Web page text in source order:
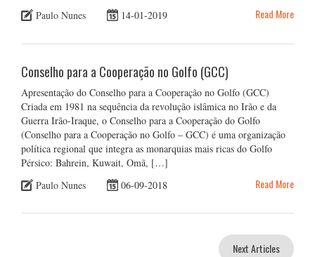
Paulo Nunes
14-01-2019 Read More
Conselho para a Cooperação no Golfo (GCC)
Apresentação do Conselho para a Cooperação no Golfo (GCC)
Criada em 1981 na sequência da revolução islâmica no Irão e da
Guerra Irão-Iraque, o Conselho para a Cooperação do Golfo
(Conselho para a Cooperação no Golfo – GCC) é uma organização
política regional que integra as monarquias mais ricas do Golfo
Pérsico: Bahrein, Kuwait, Omã, […]
Paulo Nunes
06-09-2018 Read More
Next Articles